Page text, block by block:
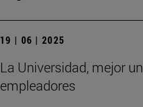
19 | 06 | 2025
La Universidad, mejor
empleadores